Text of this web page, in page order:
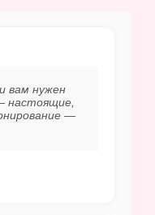
вам нужен
настоящие,
—